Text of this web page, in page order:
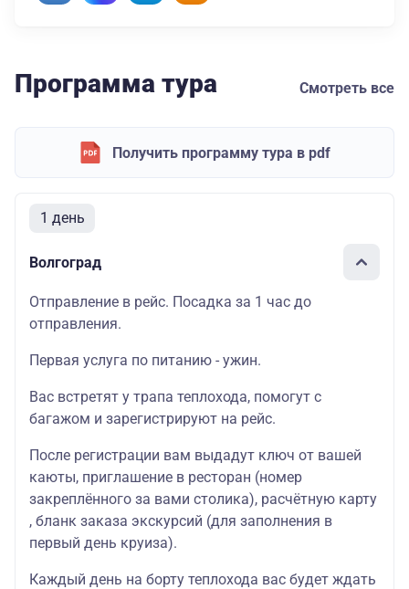
Программа тура Смотреть все
Получить программу тура в pdf
1 день
Волгоград
Отправление в рейс. Посадка за 1 час до
отправления.
Первая услуга по питанию - ужин.
Вас встретят у трапа теплохода, помогут с
багажом и зарегистрируют на рейс.
После регистрации вам выдадут ключ от вашей
каюты, приглашение в ресторан (номер
закреплённого за вами столика), расчётную карту
, бланк заказа экскурсий (для заполнения в
первый день круиза).
Каждый день на борту теплохода вас будет ждать